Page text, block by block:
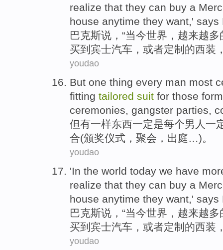
realize that they can buy a
house anytime they want,' says
巴克斯说 ，“当今世界 ， 越来越多
买到 宾士汽车， 或者定制 的西装
youdao
But one thing every man most
fitting tailored suit for those
ceremonies, gangster parties,
但有一样东西一定是每个男人 一
合(颁奖仪式 ，聚会，出庭…)。
youdao
'In the world today we have
realize that they can buy a
house anytime they want,' says
巴克斯说，“当今世界 ， 越来越多
买到 宾士汽车， 或者定制 的西装
youdao